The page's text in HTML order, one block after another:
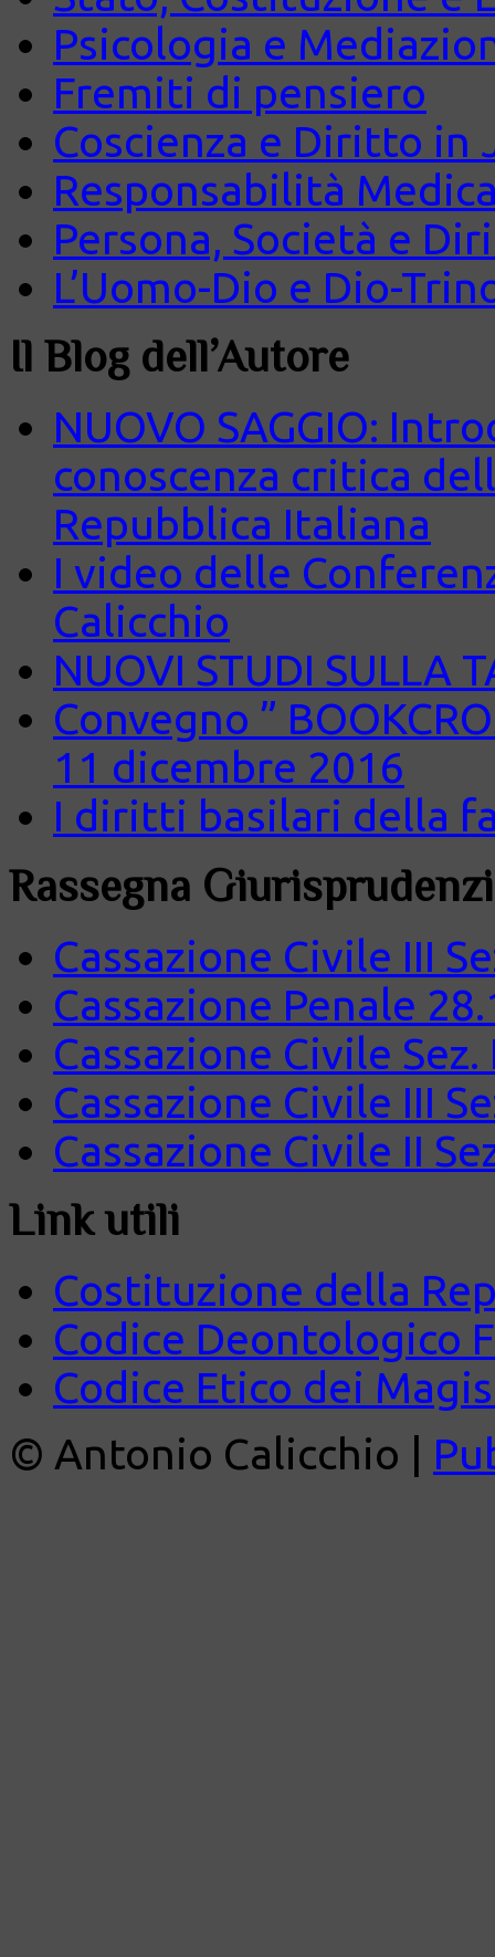
Psicologia e
Fremiti di pensiero
Coscienza e Diritto in
Responsabilità
Persona, Società e
L’Uomo-Dio e Dio-
Il Blog dell’Autore
NUOVO SAGGIO:
conoscenza critica
Repubblica Italiana
I video delle
Calicchio
NUOVI STUDI SULLA
Convegno ”
11 dicembre 2016
I diritti basilari della
Rassegna
Cassazione Civile III
Cassazione Penale
Cassazione Civile
Cassazione Civile III
Cassazione Civile II
Link utili
Costituzione della
Codice Deontologico
Codice Etico dei
© Antonio Calicchio |